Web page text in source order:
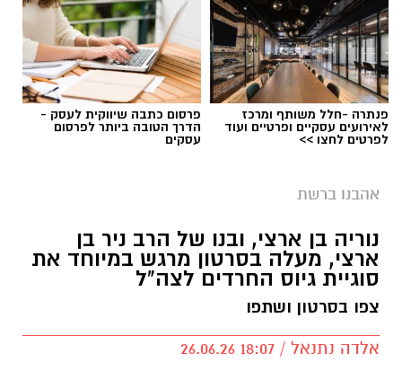
חדשותי? מצאתם טעות בכתבה? נשמח שתשתפו
פנתרה -חלל משותף ומרכז
לאירועים עסקיים ופרטיים ועוד
לפרטים לחצו >>
פרסום כתבה שיווקית לעסק -
הדרך הטובה ביותר לפרסום
עסקים
אהבנו ברשת
נוריה בן ארצי, ובנו של הרב ניר בן
ארצי, מעלה בסרטון מרגש במיוחד את
סוגיית גיוס החרדים לצה"ל
צפו בסרטון ושתפו
אלדה נתנאל / 18:07 26.06.26